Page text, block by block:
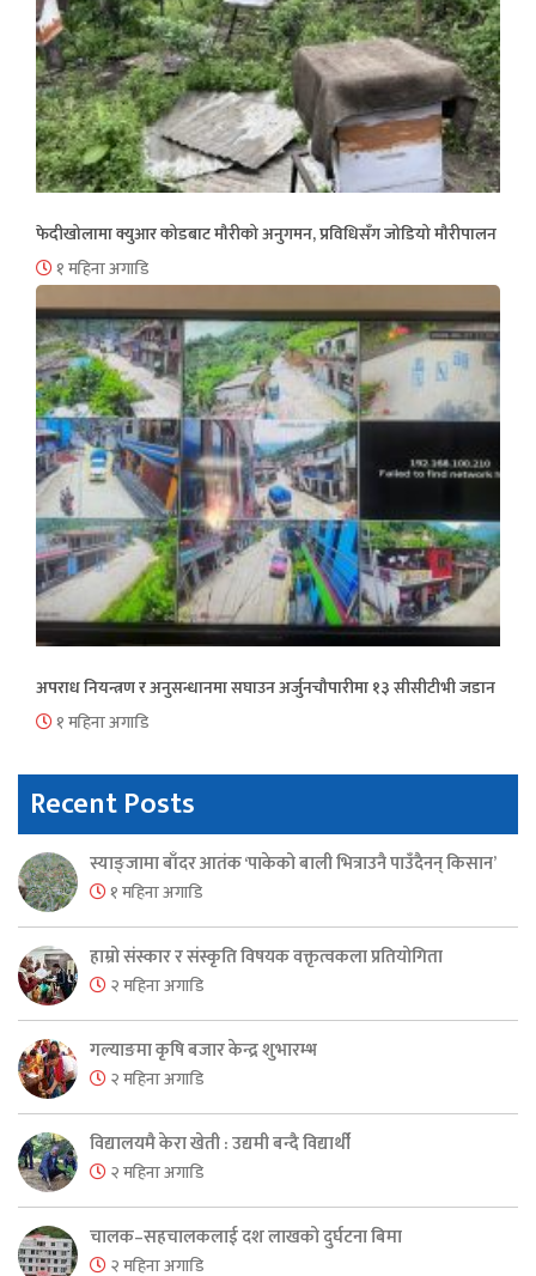
फेदीखोलामा क्युआर कोडबाट मौरीको अनुगमन, प्रविधिसँग जोडियो मौरीपालन
१ महिना अगाडि
अपराध नियन्त्रण र अनुसन्धानमा सघाउन अर्जुनचौपारीमा १३ सीसीटीभी जडान
१ महिना अगाडि
Recent Posts
स्याङ्जामा बाँदर आतंक ‘पाकेको बाली भित्राउनै पाउँदैनन् किसान’
१ महिना अगाडि
हाम्रो संस्कार र संस्कृति विषयक वक्तृत्वकला प्रतियोगिता
२ महिना अगाडि
गल्याङमा कृषि बजार केन्द्र शुभारम्भ
२ महिना अगाडि
विद्यालयमै केरा खेती : उद्यमी बन्दै विद्यार्थी
२ महिना अगाडि
चालक–सहचालकलाई दश लाखको दुर्घटना बिमा
२ महिना अगाडि